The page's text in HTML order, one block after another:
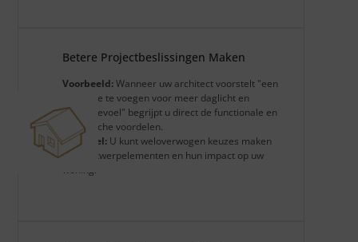
Betere Projectbeslissingen Maken
Voorbeeld:Wanneer uw architect voorstelt "een
erker toe te voegen voor meer daglicht en
ruimtegevoel" begrijpt u direct de functionale en
esthetische voordelen.
Voordeel: U kunt weloverwogen keuzes maken
over ontwerpelementen en hun impact op uw
woning.